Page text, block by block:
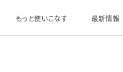
もっと使いこなす 最新情報